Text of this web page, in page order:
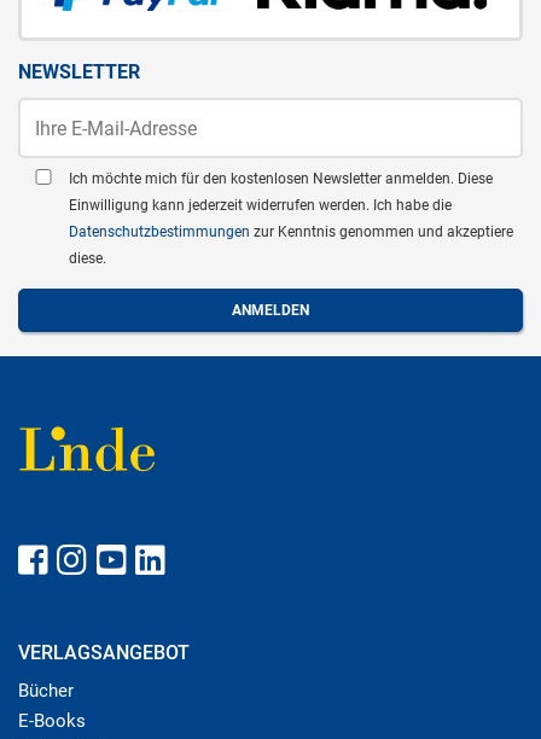
NEWSLETTER
Ich möchte mich für den kostenlosen Newsletter anmelden. Diese
Einwilligung kann jederzeit widerrufen werden. Ich habe die
Datenschutzbestimmungen zur Kenntnis genommen und akzeptiere
diese.
VERLAGSANGEBOT
Bücher
E-Books